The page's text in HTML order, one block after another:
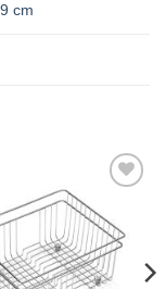
cm
wishlist